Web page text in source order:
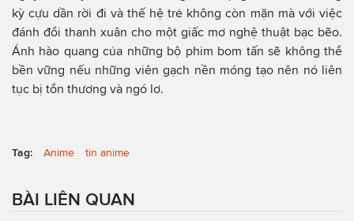
kỳ cựu dần rời đi và thế hệ trẻ không còn mặn mà với việc
đánh đổi thanh xuân cho một giấc mơ nghệ thuật bạc bẽo.
Ánh hào quang của những bộ phim bom tấn sẽ không thể
bền vững nếu những viên gạch nền móng tạo nên nó liên
tục bị tổn thương và ngó lơ.
Tag: Anime tin anime
BÀI LIÊN QUAN